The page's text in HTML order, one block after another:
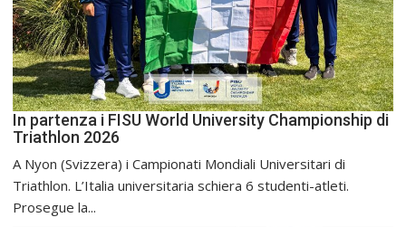
In partenza i FISU World University Championship di
Triathlon 2026
A Nyon (Svizzera) i Campionati Mondiali Universitari di
Triathlon. L’Italia universitaria schiera 6 studenti-atleti.
Prosegue la...